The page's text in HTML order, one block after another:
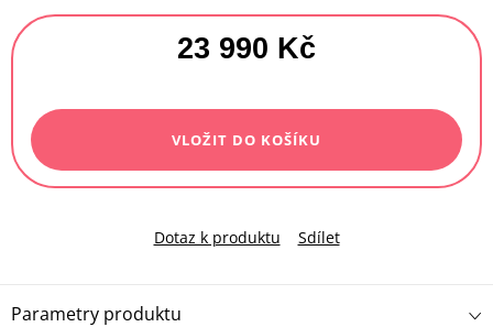
23 990 Kč
VLOŽIT DO KOŠÍKU
Dotaz k produktu Sdílet
Parametry produktu